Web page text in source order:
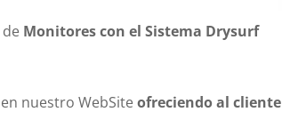
Monitores con el Sistema Drysurf
nuestro WebSiteofreciendo al cliente